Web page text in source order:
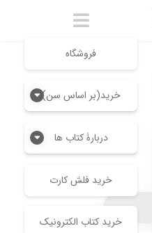
فروشگاه
خرید(بر اساس سن)
دربارۀ کتاب ها
خرید فلش کارت
خرید کتاب الکترونیک